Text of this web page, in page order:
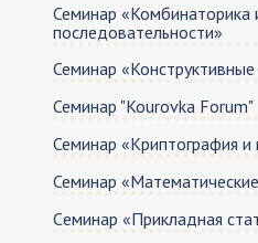
Семинар «Комбинаторика
последовательности»
Семинар
Семинар "Kourovka Forum"
Семинар «Криптография и
Семинар
Cеминар «Прикладная